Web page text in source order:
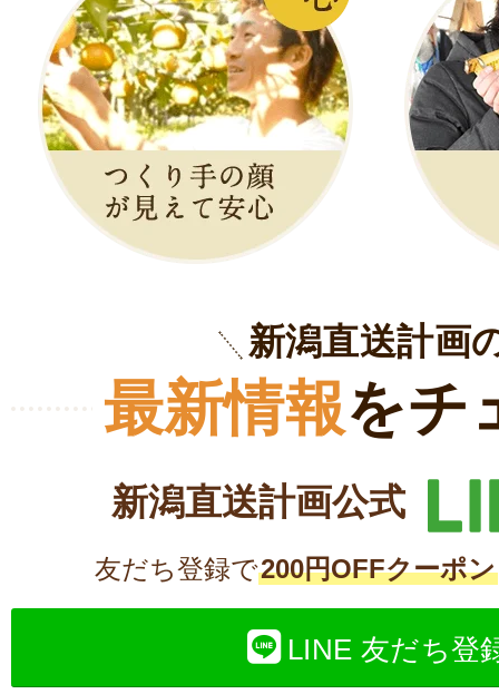
新潟直送計画
最新情報をチ
新潟直送計画公式
友だち登録で200円OFFクーポン
LINE 友だち登